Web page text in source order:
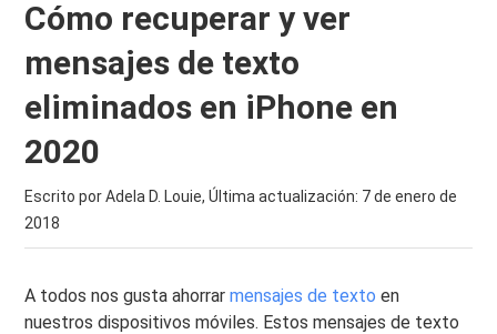
Cómo recuperar y ver
mensajes de texto
eliminados en iPhone en
2020
Escrito por Adela D. Louie, Última actualización: 7 de enero de
2018
A todos nos gusta ahorrarmensajes de texto en
nuestros dispositivos móviles. Estos mensajes de texto